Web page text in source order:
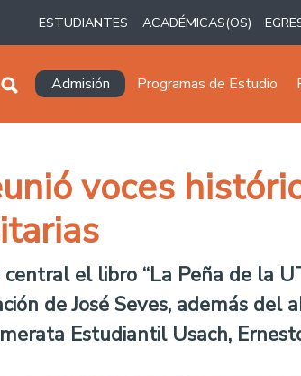
ESTUDIANTES ACADÉMICAS(OS)
Navegación principal
Admisión Programas de Estudio
voces
el libro “La Peña de la
de José Seves, además
Estudiantil Usach,